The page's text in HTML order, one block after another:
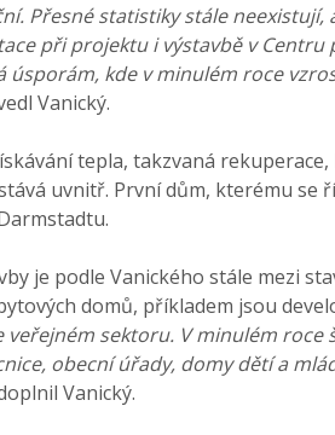
Přesné statistiky stále neexistují,
při projektu i výstavbě v Centru
úsporám, kde v minulém roce
Vanický.
tepla, takzvaná rekuperace,
uvnitř. První dům, kterému se
je podle Vanického stále mezi
domů, příkladem jsou
veřejném sektoru. V minulém roce
obecní úřady, domy dětí a
Vanický.